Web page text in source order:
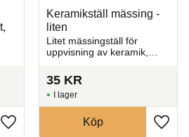
Lägg till i favoriter
Keramikställ mässing -
liten
Litet mässingställ för
uppvisning av keramik,
35 KR
Lägg
I lager
Köp